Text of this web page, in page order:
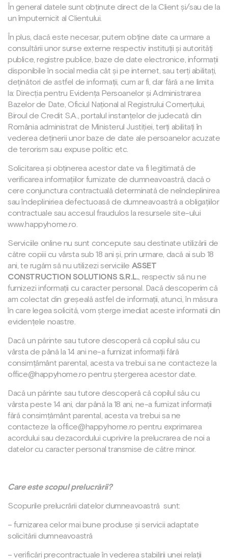
În general datele sunt obținute direct de la Client și/sau de la
un împuternicit al Clientului.
În plus, dacă este necesar, putem obține date ca urmare a
consultării unor surse externe respectiv instituții și autorități
publice, registre publice, baze de date electronice, informații
disponibile în social media cât și pe internet, sau terți abilitați,
deținători de astfel de informații, cum ar fi, dar fără a ne limita
la: Direcția pentru Evidența Persoanelor și Administrarea
Bazelor de Date, Oficiul Național al Registrului Comerțului,
Biroul de Credit S.A., portalul instanțelor de judecată din
România administrat de Ministerul Justiției, terți abilitați în
vederea deținerii unor baze de date ale persoanelor acuzate
de terorism sau expuse politic etc.
Solicitarea și obținerea acestor date va fi legitimată de
verificarea informațiilor furnizate de dumneavoastră, dacă o
cere conjunctura contractuală determinată de neîndeplinirea
sau îndepliniriea defectuoasă de dumneavoastră a obligațiilor
contractuale sau accesul fraudulos la resursele site-ului
www.happyhome.ro.
Serviciile online nu sunt concepute sau destinate utilizării de
către copiii cu vârsta sub 18 ani și, prin urmare, dacă ai sub 18
ani, te rugăm să nu utilizezi serviciile ASSET
CONSTRUCTION SOLUTIONS S.R.L. , respectiv să nu ne
furnizezi informații cu caracter personal. Dacă descoperim că
am colectat din greșeală astfel de informații, atunci, în măsura
în care legea solicită, vom șterge imediat aceste informatii din
evidențele noastre.
Dacă un părinte sau tutore descoperă că copilul său cu
vârsta de până la 14 ani ne-a furnizat informații fără
consimțământ parental, acesta va trebui sa ne contacteze la
office@happyhome.ro pentru ștergerea acestor date.
Dacă un părinte sau tutore descoperă că copilul său cu
vârsta peste 14 ani, dar până la 18 ani, ne-a furnizat informații
fără consimțământ parental, acesta va trebui sa ne
contacteze la office@happyhome.ro pentru exprimarea
acordului sau dezacordului cuprivire la prelucrarea de noi a
datelor cu caracter personal transmise de către minor.
Care este scopul prelucrării?
Scopurile prelucrării datelor dumneavoastră sunt:
– furnizarea celor mai bune produse și servicii adaptate
solicitării dumneavoastră
– verificări precontractuale în vederea stabilirii unei relații